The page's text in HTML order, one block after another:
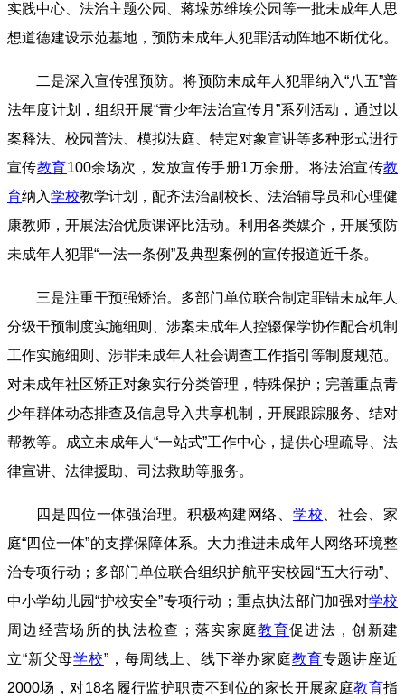
实践中心、法治主题公园、蒋垛苏维埃公园等一批未成年人思
想道德建设示范基地，预防未成年人犯罪活动阵地不断优化。
二是深入宣传强预防。将预防未成年人犯罪纳入“八五”普
法年度计划，组织开展“青少年法治宣传月”系列活动，通过以
案释法、校园普法、模拟法庭、特定对象宣讲等多种形式进行
宣传教育100余场次，发放宣传手册1万余册。将法治宣传教
育纳入学校教学计划，配齐法治副校长、法治辅导员和心理健
康教师，开展法治优质课评比活动。利用各类媒介，开展预防
未成年人犯罪“一法一条例”及典型案例的宣传报道近千条。
三是注重干预强矫治。多部门单位联合制定罪错未成年人
分级干预制度实施细则、涉案未成年人控辍保学协作配合机制
工作实施细则、涉罪未成年人社会调查工作指引等制度规范。
对未成年社区矫正对象实行分类管理，特殊保护；完善重点青
少年群体动态排查及信息导入共享机制，开展跟踪服务、结对
帮教等。成立未成年人“一站式”工作中心，提供心理疏导、法
律宣讲、法律援助、司法救助等服务。
四是四位一体强治理。积极构建网络、 学校 、社会、家
庭“四位一体”的支撑保障体系。大力推进未成年人网络环境整
治专项行动；多部门单位联合组织护航平安校园“五大行动”、
中小学幼儿园“护校安全”专项行动；重点执法部门加强对学校
周边经营场所的执法检查；落实家庭教育促进法，创新建
立“新父母学校”，每周线上、线下举办家庭教育专题讲座近
2000场，对18名履行监护职责不到位的家长开展家庭教育指